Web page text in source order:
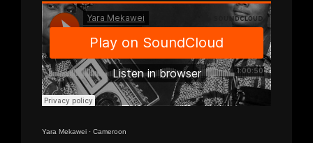
Yara Mekawei · Cameroon